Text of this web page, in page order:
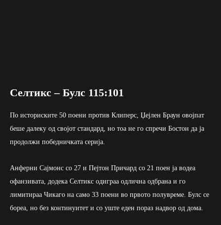
Селтикс – Булс 115:101
По историските 50 поени против Клиперс, Џејлен Браун овојпат
беше далеку од својот стандард, но тоа не го спречи Бостон да ја
продолжи победничката серија.
Анферни Сајмонс со 27 и Пејтон Причард со 21 поен ја водеа
офанзивата, додека Селтикс одиграа одлична одбрана и го
лимитираа Чикаго на само 33 поени во првото полувреме. Булс се
бореа, но без континуитет и со уште еден пораз надвор од дома.